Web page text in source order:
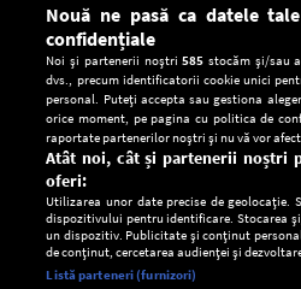
Setări:
Nouă ne pasă ca datele
confidențiale
Noi și partenerii noștri585 stocăm și/sau
dvs., precum identificatorii cookie unici
personal. Puteți accepta sau gestiona
orice moment, pe pagina cu politica de
raportate partenerilor noștri și nu vă vor
Atât noi, cât și partenerii noștri
oferi:
Utilizarea unor date precise de geolocație.
dispozitivului pentru identificare. Stocarea
un dispozitiv. Publicitate și conținut
de conținut, cercetarea audienței și
Listă parteneri (furnizori)